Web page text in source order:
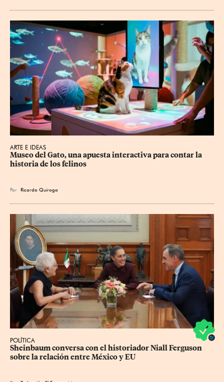
ARTE E IDEAS
Museo del Gato, una apuesta interactiva para contar la
historia de los felinos
Por Ricardo Quiroga
POLÍTICA
Sheinbaum conversa con el historiador Niall Ferguson
sobre la relación entre México y EU